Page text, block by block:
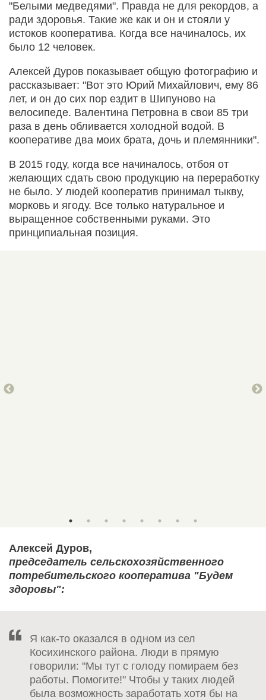
"Белыми медведями". Правда не для рекордов, а
ради здоровья. Такие же как и он и стояли у
истоков кооператива. Когда все начиналось, их
было 12 человек.
Алексей Дуров показывает общую фотографию и
рассказывает: "Вот это Юрий Михайлович, ему 86
лет, и он до сих пор ездит в Шипуново на
велосипеде. Валентина Петровна в свои 85 три
раза в день обливается холодной водой. В
кооперативе два моих брата, дочь и племянники".
В 2015 году, когда все начиналось, отбоя от
желающих сдать свою продукцию на переработку
не было. У людей кооператив принимал тыкву,
морковь и ягоду. Все только натуральное и
выращенное собственными руками. Это
принципиальная позиция.
Алексей Дуров,
председатель сельскохозяйственного
потребительского кооператива "Будем
здоровы":
Я как-то оказался в одном из сел
Косихинского района. Люди в прямую
говорили: "Мы тут с голоду помираем без
работы. Помогите!" Чтобы у таких людей
была возможность заработать хотя бы на